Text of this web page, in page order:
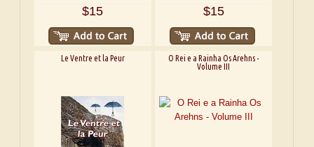
$15 $15
Le Ventre et la Peur
O Rei e a Rainha Os Arehns -
Volume III